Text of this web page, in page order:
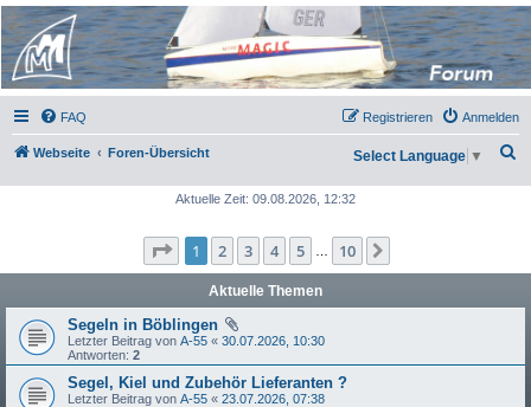
Micro Magic Forum
Deutschland
FAQ Anmelden
Registrieren
Webseite Foren-Übersicht Select Language ▼
Aktuelle Zeit: 09.08.2026, 12:32
Seite 1von 10
1 2 3 4 5 10
Aktuelle Themen
Segeln in Böblingen
Letzter Beitrag von A-55 « 30.07.2026, 10:30
Antworten: 2
Segel, Kiel und Zubehör Lieferanten ?
Letzter Beitrag von A-55 « 23.07.2026, 07:38